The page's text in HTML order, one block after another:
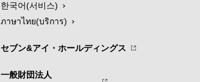
한국어(서비스)
ภาษาไทย(บริการ)
セブン&アイ・ホールディングス
一般財団法人